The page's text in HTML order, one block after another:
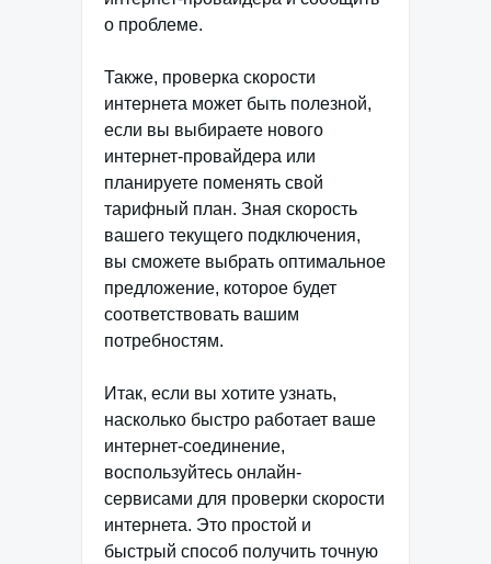
о проблеме.
Также, проверка скорости
интернета может быть полезной,
если вы выбираете нового
интернет-провайдера или
планируете поменять свой
тарифный план. Зная скорость
вашего текущего подключения,
вы сможете выбрать оптимальное
предложение, которое будет
соответствовать вашим
потребностям.
Итак, если вы хотите узнать,
насколько быстро работает ваше
интернет-соединение,
воспользуйтесь онлайн-
сервисами для проверки скорости
интернета. Это простой и
быстрый способ получить точную